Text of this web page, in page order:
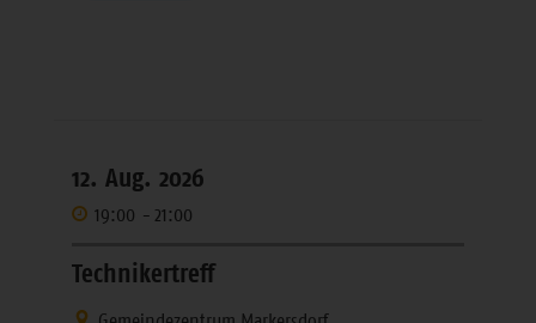
12. Aug. 2026
19:00 - 21:00
Technikertreff